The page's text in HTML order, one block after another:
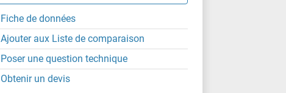
Fiche de données
Ajouter aux Liste de comparaison
Poser une question technique
Obtenir un devis